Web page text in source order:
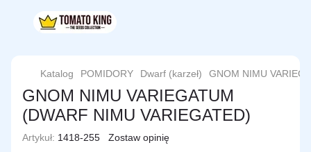
Katalog POMIDORY Dwarf (karzeł) GNOM NIMU
GNOM NIMU VARIEGATUM
(DWARF NIMU VARIEGATED)
Artykuł: 1418-255 Zostaw opinię